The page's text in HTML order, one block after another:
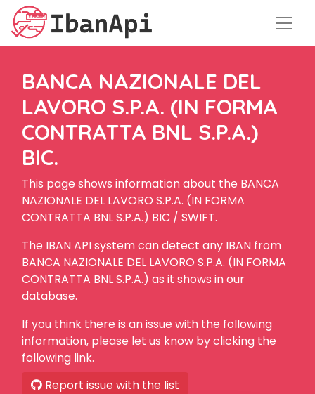
BANCA NAZIONALE DEL
LAVORO S.P.A. (IN FORMA
CONTRATTA BNL S.P.A.)
BIC.
This page shows information about the BANCA
NAZIONALE DEL LAVORO S.P.A. (IN FORMA
CONTRATTA BNL S.P.A.) BIC / SWIFT.
The IBAN API system can detect any IBAN from
BANCA NAZIONALE DEL LAVORO S.P.A. (IN FORMA
CONTRATTA BNL S.P.A.) as it shows in our
database.
If you think there is an issue with the following
information, please let us know by clicking the
following link.
Report issue with the list